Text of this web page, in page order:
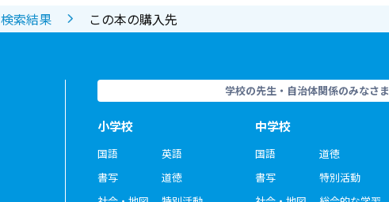
検索結果 この本の購入先
学校の先生・自治体関係のみなさま
小学校
国語
書写
英語
道徳
中学校
国語
書写
道徳
特別活動